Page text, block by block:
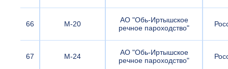
66 М-20
АО "Обь-Иртышское
речное пароходство"
67 М-24
АО "Обь-Иртышское
речное пароходство"